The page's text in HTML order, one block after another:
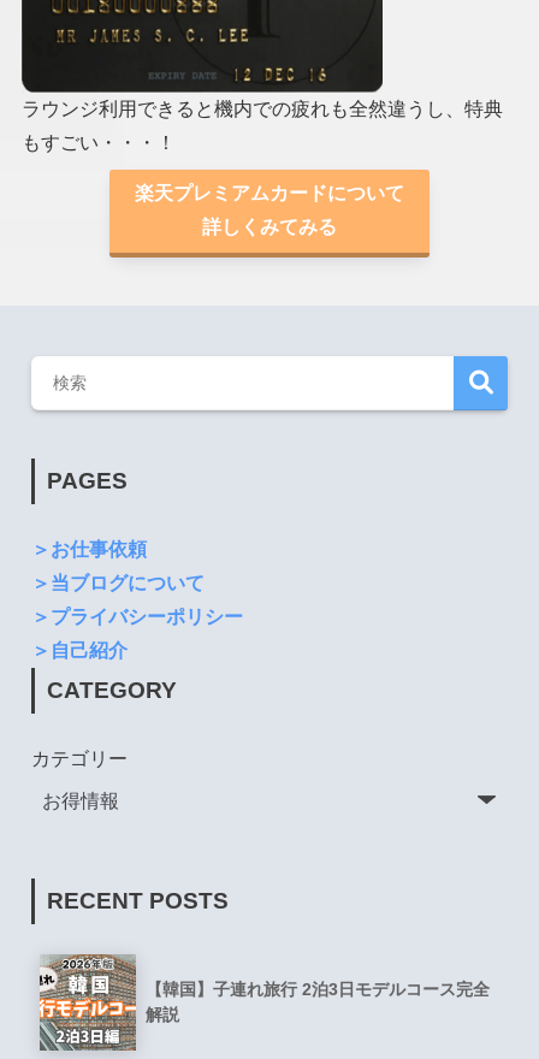
ラウンジ利用できると機内での疲れも全然違うし、特典
もすごい・・・！
楽天プレミアムカードについて
詳しくみてみる
PAGES
＞お仕事依頼
＞当ブログについて
＞プライバシーポリシー
＞自己紹介
CATEGORY
カテゴリー
RECENT POSTS
【韓国】子連れ旅行 2泊3日モデルコース完全
解説